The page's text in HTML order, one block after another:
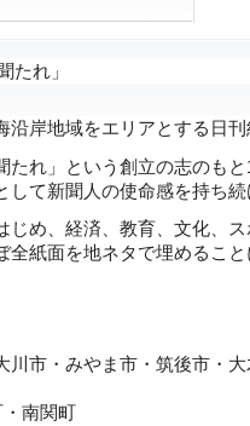
たれ」
岸地域をエリアとする日刊
れ」という創立の志のも
て新聞人の使命感を持ち続
め、経済、教育、文化、
全紙面を地ネタで埋めるこ
みやま市・筑後市・大
南関町